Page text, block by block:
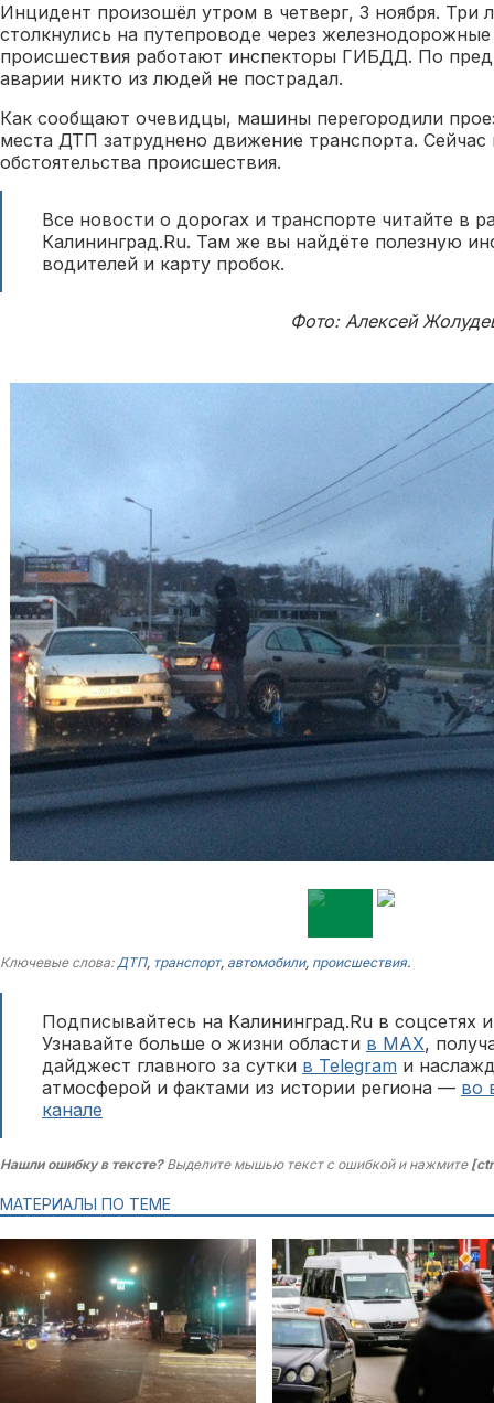
Инцидент произошёл утром в четверг, 3 ноября. Три
столкнулись на путепроводе через
происшествия работают инспекторы ГИБДД. По
аварии никто из людей не пострадал.
Как сообщают очевидцы, машины перегородили
места ДТП затруднено движение транспорта.
обстоятельства происшествия.
Все новости о дорогах и транспорте читайте в
Калининград.Ru. Там же вы найдёте полезную
водителей и карту пробок.
Фото: Алексей
Ключевые слова: ДТП, транспорт, автомобили, происшествия.
Подписывайтесь на Калининград.Ru в соцсетях
Узнавайте больше о жизни области в MAX,
дайджест главного за сутки в Telegram и
атмосферой и фактами из истории региона — во
канале
Нашли ошибку в тексте?Выделите мышью текст с ошибкой и нажмите
МАТЕРИАЛЫ ПО ТЕМЕ